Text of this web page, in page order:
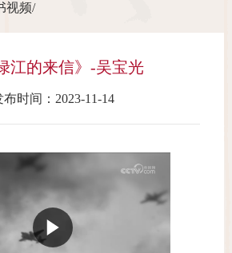
视频/
江的来信》-吴宝光
布时间：2023-11-14